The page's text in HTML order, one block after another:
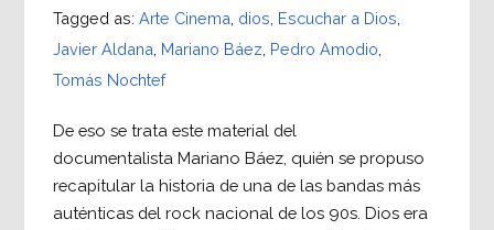
Tagged as: Arte Cinema dios Escuchar a Dios
Javier Aldana Mariano Báez Pedro Amodio
Tomás Nochtef
De eso se trata este material del
documentalista Mariano Báez, quién se propuso
recapitular la historia de una de las bandas más
auténticas del rock nacional de los 90s. Dios era